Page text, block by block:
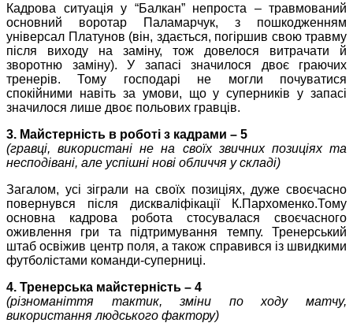
Кадрова ситуація у “Балкан” непроста – травмований
основний воротар Паламарчук, з пошкодженням
універсал Платунов (він, здається, погіршив свою травму
після виходу на заміну, тож довелося витрачати й
зворотню заміну). У запасі значилося двоє граючих
тренерів. Тому господарі не могли почуватися
спокійними навіть за умови, що у суперників у запасі
значилося лише двоє польових гравців.
3. Майстерність в роботі з кадрами – 5
(гравці, використані не на своїх звичних позиціях та
несподівані, але успішні нові обличчя у складі)
Загалом, усі зіграли на своїх позиціях, дуже своєчасно
повернувся після дискваліфікації К.Пархоменко.Тому
основна кадрова робота стосувалася своєчасного
оживлення гри та підтримування темпу. Тренерський
штаб освіжив центр поля, а також справився із швидкими
футболістами команди-суперниці.
4. Тренерська майстерність – 4
(різноманіття тактик, зміни по ходу матчу,
використання людського фактору)